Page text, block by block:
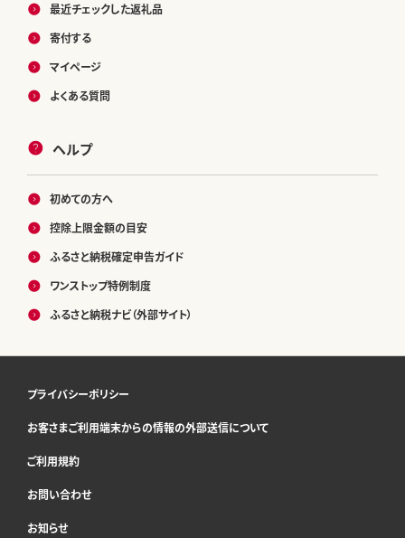
最近チェックした返礼品
寄付する
マイページ
よくある質問
ヘルプ
初めての方へ
控除上限金額の目安
ふるさと納税確定申告ガイド
ワンストップ特例制度
ふるさと納税ナビ（外部サイト）
プライバシーポリシー
お客さまご利用端末からの情報の外部送信について
ご利用規約
お問い合わせ
お知らせ